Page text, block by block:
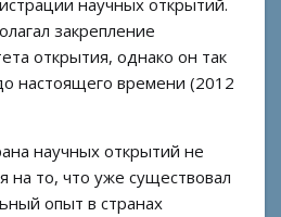
научных открытий.
закрепление
открытия, однако он так
настоящего времени (2012
научных открытий не
на то, что уже существовал
опыт в странах